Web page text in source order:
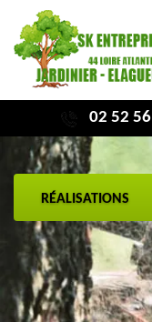
02 52
RÉALISATIONS